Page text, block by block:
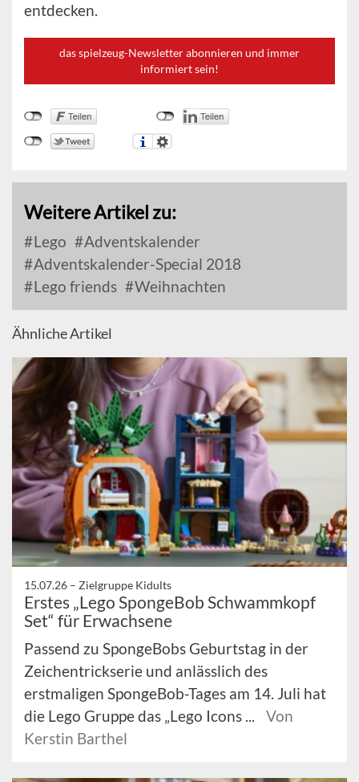
entdecken.
das spielzeug-Newsletter abonnieren und immer
informiert sein!
Weitere Artikel zu:
Lego
Adventskalender
Adventskalender-Special 2018
Lego friends
Weihnachten
Ähnliche Artikel
15.07.26 – Zielgruppe Kidults
Erstes „Lego SpongeBob Schwammkopf
Set“ für Erwachsene
Passend zu SpongeBobs Geburtstag in der
Zeichentrickserie und anlässlich des
erstmaligen SpongeBob-Tages am 14. Juli hat
die Lego Gruppe das „Lego Icons ...
Von
Kerstin Barthel